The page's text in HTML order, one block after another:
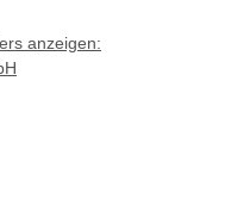
anzeigen: